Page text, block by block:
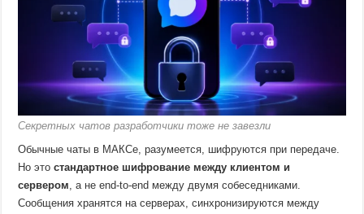
Секретных чатов разработчики тоже не завезли
Обычные чаты в МАКСе, разумеется, шифруются при передаче.
Но этостандартное шифрование между клиентом и
сервером, а не end-to-end между двумя собеседниками.
Сообщения хранятся на серверах, синхронизируются между